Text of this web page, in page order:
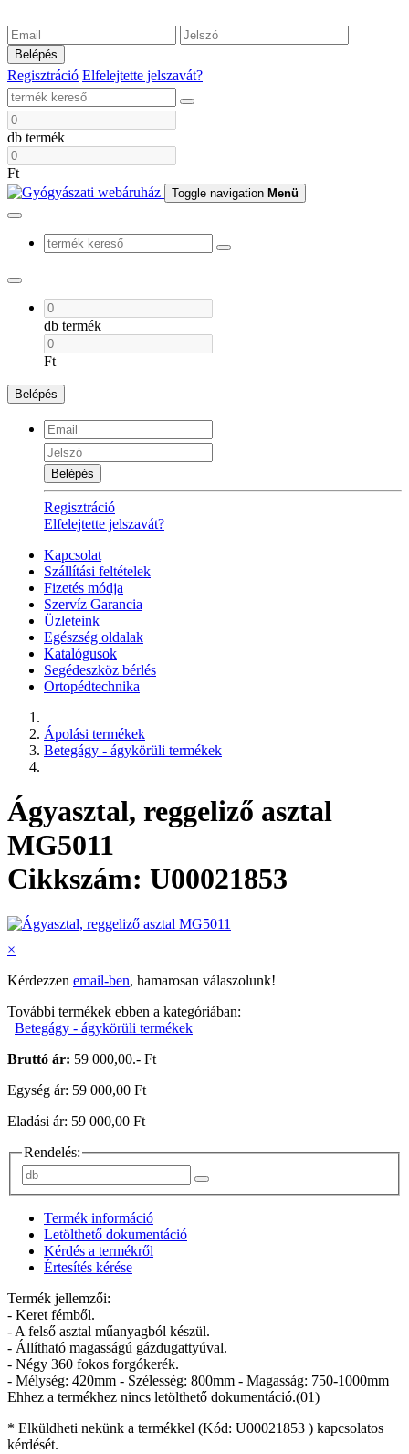
Belépés
Regisztráció Elfelejtette jelszavát?
db termék
Ft
Toggle navigation Menü
db termék
Ft
Belépés
Belépés
Regisztráció
Elfelejtette jelszavát?
Kapcsolat
Szállítási feltételek
Fizetés módja
Szervíz Garancia
Üzleteink
Egészség oldalak
Katalógusok
Segédeszköz bérlés
Ortopédtechnika
Ápolási termékek
Betegágy - ágykörüli termékek
Ágyasztal, reggeliző asztal
MG5011
Cikkszám: U00021853
×
Kérdezzen email-ben, hamarosan válaszolunk!
További termékek ebben a kategóriában:
Betegágy - ágykörüli termékek
Bruttó ár: 59 000,00.- Ft
Egység ár: 59 000,00 Ft
Eladási ár: 59 000,00 Ft
Rendelés:
Termék információ
Letölthető dokumentáció
Kérdés a termékről
Értesítés kérése
Termék jellemzői:
- Keret fémből.
- A felső asztal műanyagból készül.
- Állítható magasságú gázdugattyúval.
- Négy 360 fokos forgókerék.
- Mélység: 420mm - Szélesség: 800mm - Magasság: 750-1000mm
Ehhez a termékhez nincs letölthető dokumentáció.(01)
* Elküldheti nekünk a termékkel (Kód: U00021853 ) kapcsolatos
kérdését.